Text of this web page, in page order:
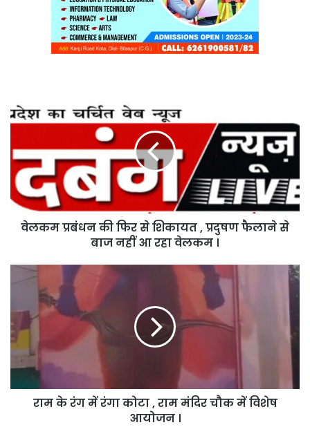
प्रबंधन
की
से
शिकायत
प्रदुषण
फैलाने
।
वेलकम प्रबंधन की फिर से शिकायत , प्रदुषण फैलाने से
बाज नहीं आ रहा वेलकम ।
में
रंगा
कोटा
राम
मंदिर
राम के रंग में रंगा कोटा , राम मंदिर चौक में विशेष
आयोजन ।